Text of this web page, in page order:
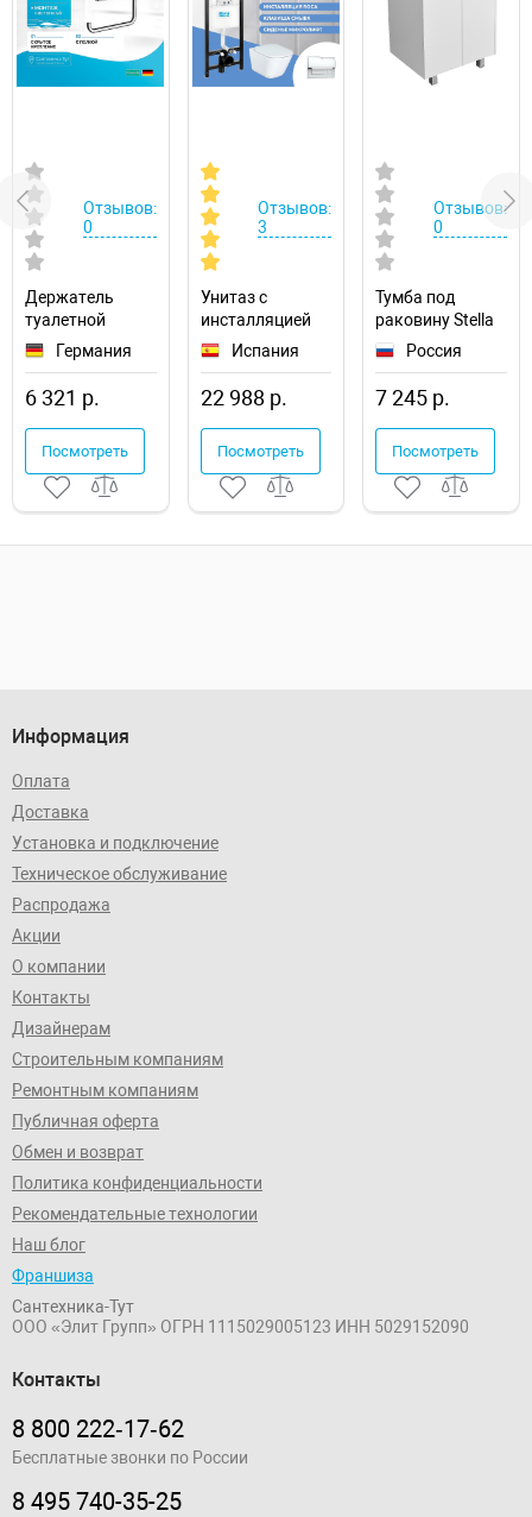
Отзывов:
0
Держатель
туалетной
бумаги
Hansgrohe
AddStoris
41772000 с
полкой
Германия
6 321 р.
Посмотреть
Отзывов:
3
Унитаз с
инсталляцией
Roca The Gap
Испания
22 988 р.
Посмотреть
Отзывов:
0
Тумба под
раковину Stella
Polar Фаворита
Россия
7 245 р.
Посмотреть
Информация
Оплата
Доставка
Установка и подключение
Техническое обслуживание
Распродажа
Акции
О компании
Контакты
Дизайнерам
Строительным компаниям
Ремонтным компаниям
Публичная оферта
Обмен и возврат
Политика конфиденциальности
Рекомендательные технологии
Наш блог
Франшиза
Сантехника-Тут
ООО «Элит Групп» ОГРН 1115029005123 ИНН 5029152090
Контакты
8 800 222‑17‑62
Бесплатные звонки по России
8 495 740-35-25